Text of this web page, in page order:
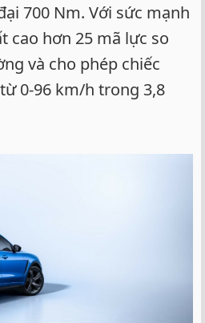
700 Nm. Với sức mạnh
cao hơn 25 mã lực so
và cho phép chiếc
0-96 km/h trong 3,8